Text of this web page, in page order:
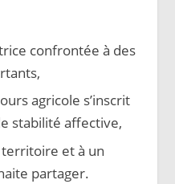
confrontée à des
agricole s’inscrit
stabilité affective,
et à un
partager.